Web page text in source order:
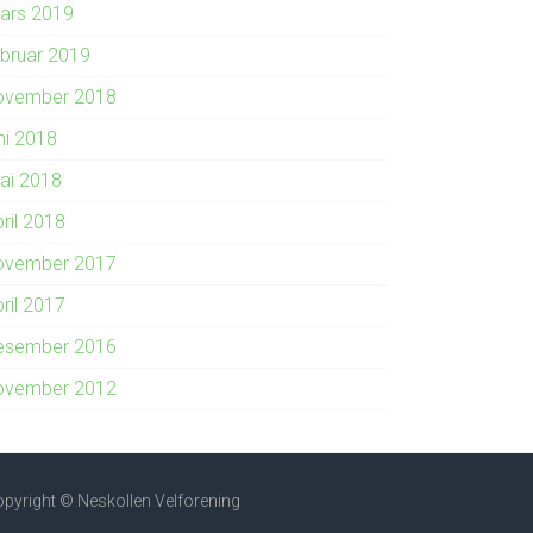
2019
2019
2018
2018
2018
2018
2017
2017
2016
2012
© Neskollen Velforening